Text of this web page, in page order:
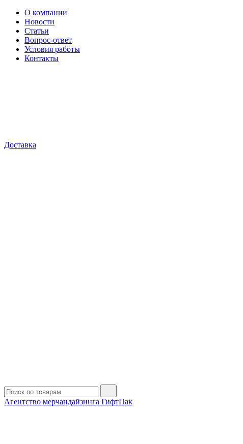
О компании
Новости
Статьи
Вопрос-ответ
Условия работы
Контакты
Доставка
Агентство мерчандайзинга ГифтПак